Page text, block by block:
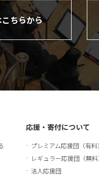
こちらから
応援・寄付について
プレミアム応援団（有料）
レギュラー応援団（無料
法人応援団